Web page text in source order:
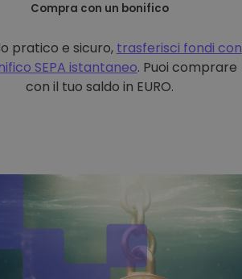
Compra con un bonifico
pratico e sicuro, trasferisci fondi con
SEPA istantaneo. Puoi comprare
con il tuo saldo in EURO.